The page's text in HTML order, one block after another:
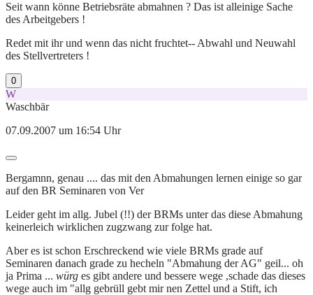
Seit wann könne Betriebsräte abmahnen ? Das ist alleinige Sache
des Arbeitgebers !
Redet mit ihr und wenn das nicht fruchtet-- Abwahl und Neuwahl
des Stellvertreters !
0
W
Waschbär
07.09.2007 um 16:54 Uhr
Bergamnn, genau .... das mit den Abmahungen lernen einige so gar
auf den BR Seminaren von Ver
Leider geht im allg. Jubel (!!) der BRMs unter das diese Abmahung
keinerleich wirklichen zugzwang zur folge hat.
Aber es ist schon Erschreckend wie viele BRMs grade auf
Seminaren danach grade zu hecheln "Abmahung der AG" geil... oh
ja Prima ... würg es gibt andere und bessere wege ,schade das dieses
wege auch im "allg gebrüll gebt mir nen Zettel und a Stift, ich